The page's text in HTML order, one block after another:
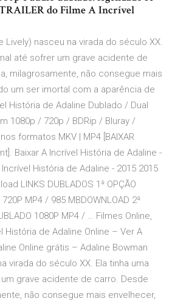
do Filme A Incrível
Lively) nasceu na virada do século XX.
até sofrer um grave acidente de
milagrosamente, não consegue mais
um ser imortal com a aparência de
História de Adaline Dublado / Dual
1080p / 720p / BDRip / Bluray /
formatos MKV | MP4 [BAIXAR
Baixar A Incrível História de Adaline -
História de Adaline - 2015 2015
LINKS DUBLADOS 1ª OPÇÃO
720P MP4 / 985 MBDOWNLOAD 2ª
1080P MP4 / … Filmes Online,
História de Adaline Online – Ver A
Online grátis – Adaline Bowman
virada do século XX. Ela tinha uma
grave acidente de carro. Desde
não consegue mais envelhecer,